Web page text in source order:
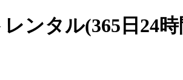
ンタル(365日24時